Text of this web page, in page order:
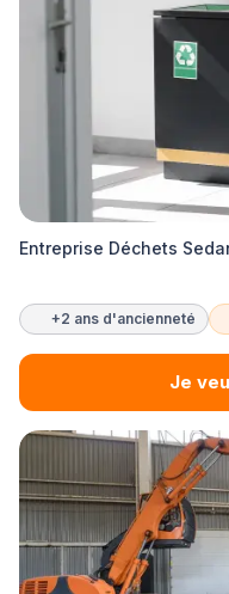
Entreprise Déchets
+2 ans d'ancienneté
Je